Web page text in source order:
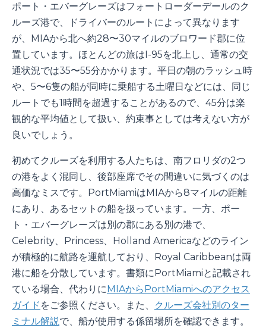
ポート・エバーグレーズはフォートローダーデールのク
ルーズ港で、ドライバーのルートによって異なります
が、MIAから北へ約28〜30マイルのブロワード郡に位
置しています。ほとんどの旅はI-95を北上し、通常の交
通状況では35〜55分かかります。平日の朝のラッシュ時
や、5〜6隻の船が同時に乗船する土曜日などには、同じ
ルートでも1時間を超過することがあるので、45分は楽
観的な平均値として扱い、約束事としては考えない方が
良いでしょう。
初めてクルーズを利用する人たちは、南フロリダの2つ
の港をよく混同し、後部座席でその間違いに気づくのは
高価なミスです。PortMiamiはMIAから8マイルの距離
にあり、あるセットの船を扱っています。一方、ポー
ト・エバーグレーズは別の郡にある別の港で、
Celebrity、Princess、Holland Americaなどのライン
が積極的に航路を運航しており、Royal Caribbeanは両
港に船を分散しています。書類にPortMiamiと記載され
ている場合、代わりに MIAからPortMiamiへのアクセス
ガイド をご参照ください。また、
クルーズ会社別のター
ミナル解説で、船が使用する係留場所を確認できます。